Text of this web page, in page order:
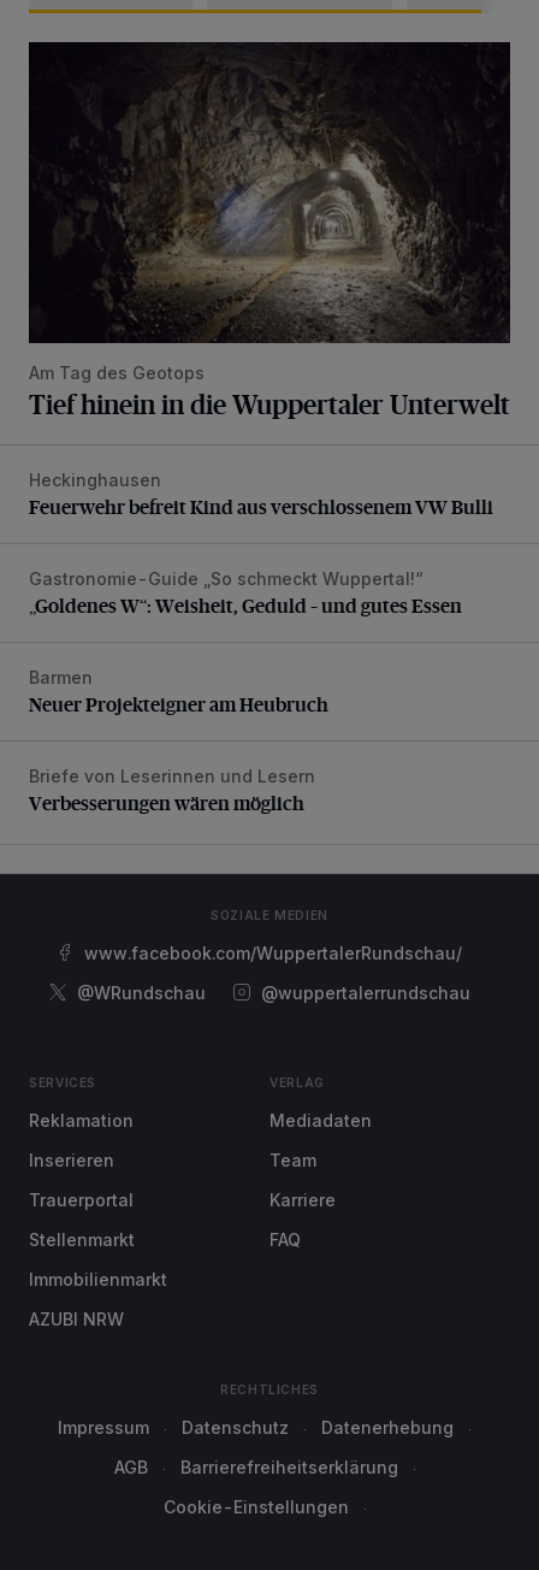
Am Tag des Geotops
Tief hinein in die Wuppertaler Unterwelt
Feuerwehr befreit Kind aus verschlossenem VW Bulli
Heckinghausen
Feuerwehr befreit Kind aus verschlossenem VW Bulli
„Goldenes W“: Weisheit, Geduld – und gutes Essen
Gastronomie-Guide „So schmeckt Wuppertal!“
„Goldenes W“: Weisheit, Geduld – und gutes Essen
Neuer Projekteigner am Heubruch
Barmen
Neuer Projekteigner am Heubruch
Verbesserungen wären möglich
Briefe von Leserinnen und Lesern
Verbesserungen wären möglich
SOZIALE MEDIEN
www.facebook.com/WuppertalerRundschau/
@WRundschau
@wuppertalerrundschau
SERVICES
Reklamation
Inserieren
Trauerportal
Stellenmarkt
Immobilienmarkt
AZUBI NRW
VERLAG
Mediadaten
Team
Karriere
FAQ
RECHTLICHES
Impressum Datenschutz
Datenerhebung
AGB
Barrierefreiheitserklärung
Cookie-Einstellungen